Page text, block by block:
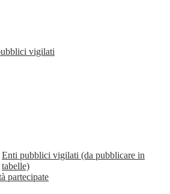
vigilati
Enti pubblici vigilati (da pubblicare in
tabelle)
partecipate